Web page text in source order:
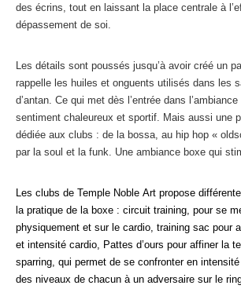
des écrins, tout en laissant la place centrale à
dépassement de soi.
Les détails sont poussés jusqu’à avoir créé un
rappelle les huiles et onguents utilisés dans les
d’antan. Ce qui met dès l’entrée dans
sentiment chaleureux et sportif. Mais aussi une
dédiée aux clubs : de la bossa, au hip hop «
par la soul et la funk. Une ambiance boxe qui
Les clubs de Temple Noble Art propose
la pratique de la boxe : circuit training, pour se
physiquement et sur le cardio, training sac pour
et intensité cardio, Pattes d’ours pour affiner la
sparring, qui permet de se confronter en
des niveaux de chacun à un adversaire sur le